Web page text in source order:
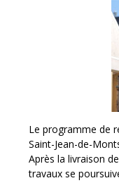
Le programme de
Saint-Jean-de-
Après la livraison
travaux se